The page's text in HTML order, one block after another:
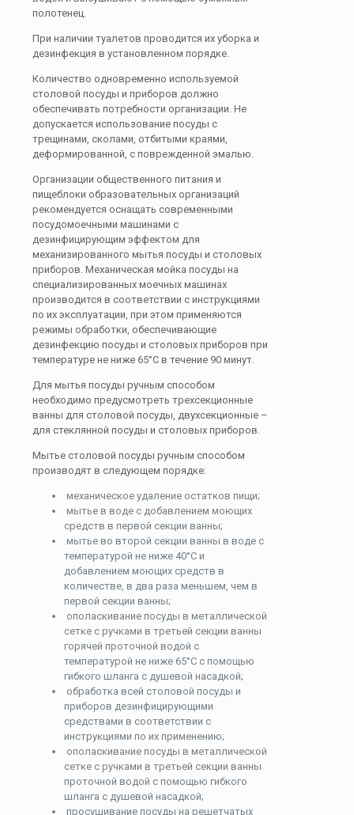
полотенец.
При наличии туалетов проводится их уборка и
дезинфекция в установленном порядке.
Количество одновременно используемой
столовой посуды и приборов должно
обеспечивать потребности организации. Не
допускается использование посуды с
трещинами, сколами, отбитыми краями,
деформированной, с поврежденной эмалью.
Организации общественного питания и
пищеблоки образовательных организаций
рекомендуется оснащать современными
посудомоечными машинами с
дезинфицирующим эффектом для
механизированного мытья посуды и столовых
приборов. Механическая мойка посуды на
специализированных моечных машинах
производится в соответствии с инструкциями
по их эксплуатации, при этом применяются
режимы обработки, обеспечивающие
дезинфекцию посуды и столовых приборов при
температуре не ниже 65°С в течение 90 минут.
Для мытья посуды ручным способом
необходимо предусмотреть трехсекционные
ванны для столовой посуды, двухсекционные –
для стеклянной посуды и столовых приборов.
Мытье столовой посуды ручным способом
производят в следующем порядке:
механическое удаление остатков пищи;
мытье в воде с добавлением моющих
средств в первой секции ванны;
мытье во второй секции ванны в воде с
температурой не ниже 40°С и
добавлением моющих средств в
количестве, в два раза меньшем, чем в
первой секции ванны;
ополаскивание посуды в металлической
сетке с ручками в третьей секции ванны
горячей проточной водой с
температурой не ниже 65°С с помощью
гибкого шланга с душевой насадкой;
обработка всей столовой посуды и
приборов дезинфицирующими
средствами в соответствии с
инструкциями по их применению;
ополаскивание посуды в металлической
сетке с ручками в третьей секции ванны
проточной водой с помощью гибкого
шланга с душевой насадкой;
просушивание посуды на решетчатых